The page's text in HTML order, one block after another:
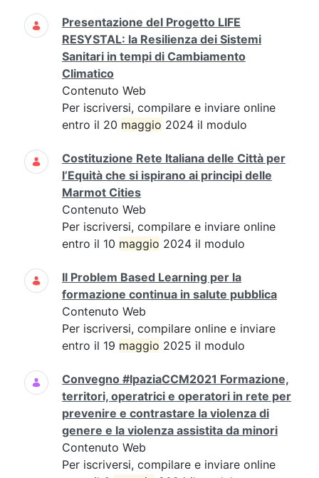
Presentazione del Progetto LIFE
RESYSTAL: la Resilienza dei Sistemi
Sanitari in tempi di Cambiamento
Climatico
Contenuto Web
Per iscriversi, compilare e inviare online
entro il 20 maggio 2024 il modulo
Costituzione Rete Italiana delle Città per
l’Equità che si ispirano ai principi delle
Marmot Cities
Contenuto Web
Per iscriversi, compilare e inviare online
entro il 10 maggio 2024 il modulo
Il Problem Based Learning per la
formazione continua in salute pubblica
Contenuto Web
Per iscriversi, compilare online e inviare
entro il 19 maggio 2025 il modulo
Convegno #IpaziaCCM2021 Formazione,
territori, operatrici e operatori in rete per
prevenire e contrastare la violenza di
genere e la violenza assistita da minori
Contenuto Web
Per iscriversi, compilare e inviare online